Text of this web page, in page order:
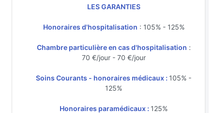
LES GARANTIES
Honoraires d'hospitalisation : 105% - 125%
Chambre particulière en cas d'hospitalisation :
70 €/jour - 70 €/jour
Soins Courants - honoraires médicaux : 105% -
125%
Honoraires paramédicaux : 125%